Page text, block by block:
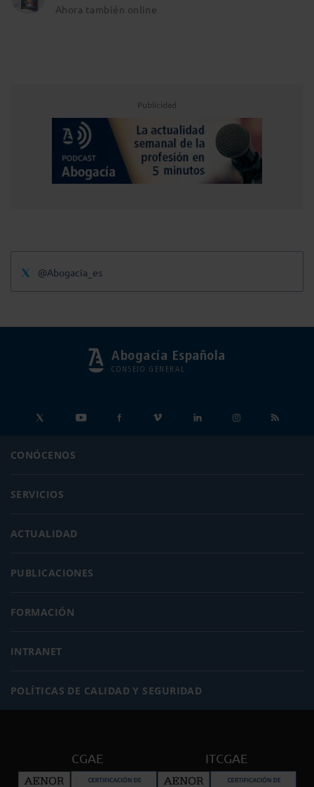
Ahora también online
Publicidad
@Abogacia_es
Abogacía Española
CONSEJO GENERAL
CONÓCENOS
SERVICIOS
ACTUALIDAD
PUBLICACIONES
FORMACIÓN
INTRANET
POLÍTICAS DE CALIDAD Y SEGURIDAD
CGAE ITCGAE